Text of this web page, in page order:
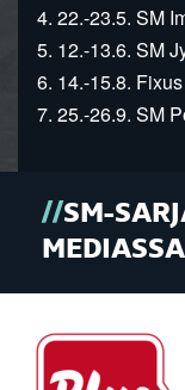
4. 22.-23.5. SM
5. 12.-13.6. SM
6. 14.-15.8.
7. 25.-26.9. SM
SM-
MEDIASSA